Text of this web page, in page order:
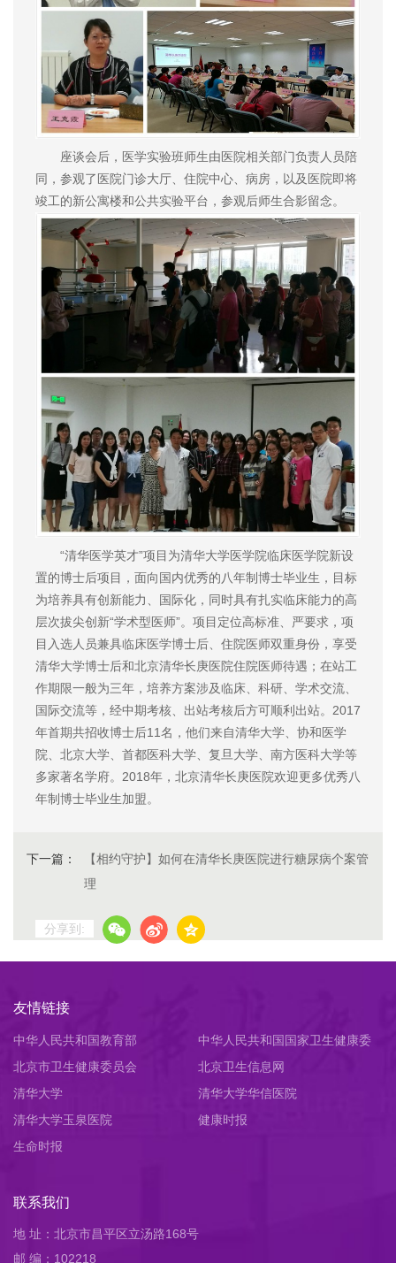
座谈会后，医学实验班师生由医院相关部门负责人员陪
同，参观了医院门诊大厅、住院中心、病房，以及医院即将
竣工的新公寓楼和公共实验平台，参观后师生合影留念。
“清华医学英才”项目为清华大学医学院临床医学院新设
置的博士后项目，面向国内优秀的八年制博士毕业生，目标
为培养具有创新能力、国际化，同时具有扎实临床能力的高
层次拔尖创新“学术型医师”。项目定位高标准、严要求，项
目入选人员兼具临床医学博士后、住院医师双重身份，享受
清华大学博士后和北京清华长庚医院住院医师待遇；在站工
作期限一般为三年，培养方案涉及临床、科研、学术交流、
国际交流等，经中期考核、出站考核后方可顺利出站。2017
年首期共招收博士后11名，他们来自清华大学、协和医学
院、北京大学、首都医科大学、复旦大学、南方医科大学等
多家著名学府。2018年，北京清华长庚医院欢迎更多优秀八
年制博士毕业生加盟。
下一篇：
【相约守护】如何在清华长庚医院进行糖尿病个案管
理
分享到:
友情链接
中华人民共和国教育部
中华人民共和国国家卫生健康委
员会
北京市卫生健康委员会
北京卫生信息网
清华大学
清华大学华信医院
清华大学玉泉医院
健康时报
生命时报
联系我们
地 址：北京市昌平区立汤路168号
邮 编：102218